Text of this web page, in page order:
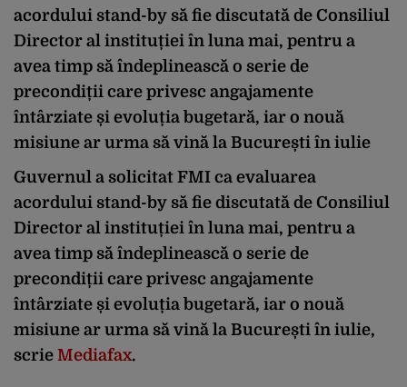
acordului stand-by să fie discutată de Consiliul
Director al instituției în luna mai, pentru a
avea timp să îndeplinească o serie de
precondiții care privesc angajamente
întârziate și evoluția bugetară, iar o nouă
misiune ar urma să vină la București în iulie
Guvernul a solicitat FMI ca evaluarea
acordului stand-by să fie discutată de Consiliul
Director al instituției în luna mai, pentru a
avea timp să îndeplinească o serie de
precondiții care privesc angajamente
întârziate și evoluția bugetară, iar o nouă
misiune ar urma să vină la București în iulie,
scrie Mediafax.